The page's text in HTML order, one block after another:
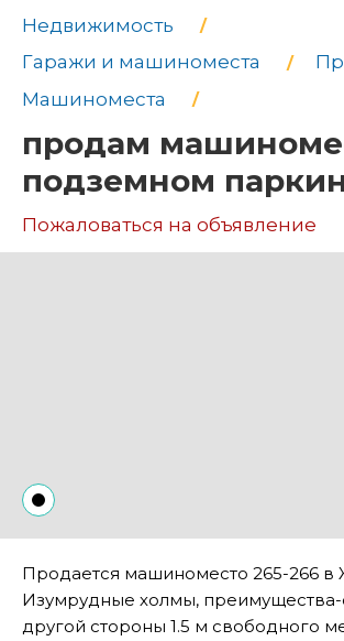
Недвижимость
Гаражи и машиноместа
Машиноместа
продам
подземном
Пожаловаться на объявление
Продается машиноместо 265-266 в
Изумрудные холмы,
другой стороны 1.5 м свободного